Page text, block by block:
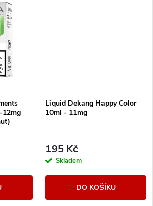
12mg
Liquid Dekang Happy Color
10ml - 11mg
195 Kč
Skladem
DO KOŠÍKU